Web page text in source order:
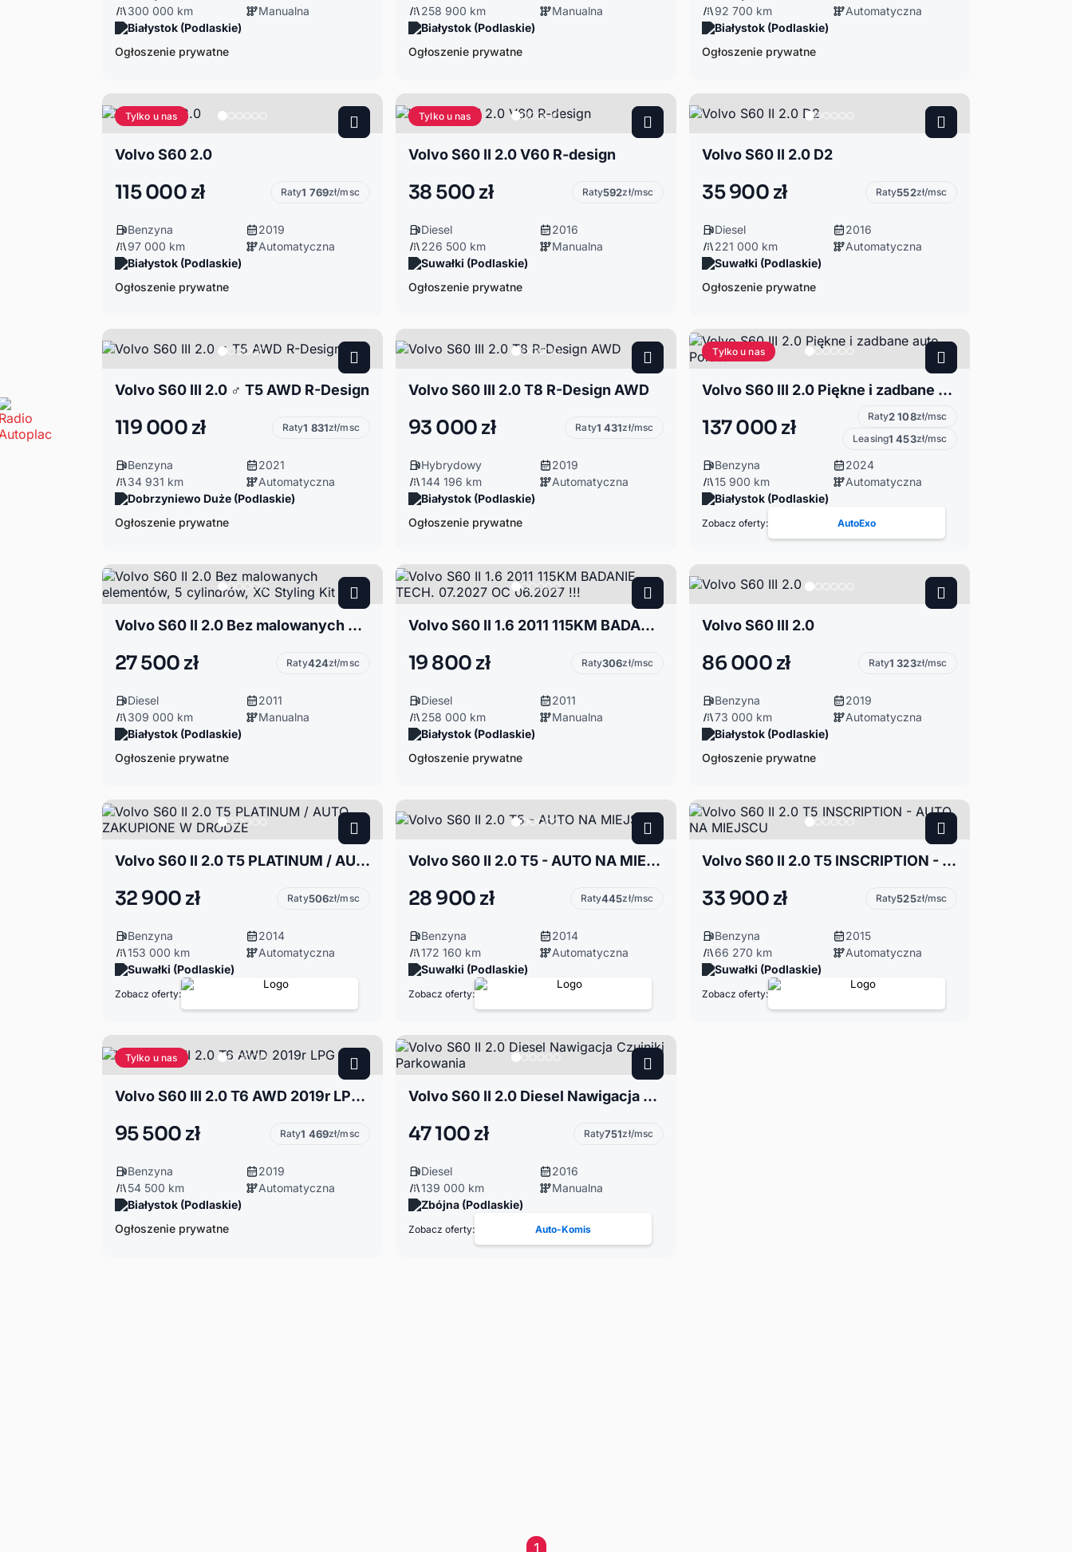
300 000 km
Manualna
Białystok (Podlaskie)
Ogłoszenie prywatne
258 900 km
Manualna
Białystok (Podlaskie)
Ogłoszenie prywatne
92 700 km
Automatyczna
Białystok (Podlaskie)
Ogłoszenie prywatne
Tylko u nas
Volvo S60 2.0
115 000 zł Raty1 769zł/msc
Benzyna
2019
97 000 km
Automatyczna
Białystok (Podlaskie)
Ogłoszenie prywatne
Tylko u nas
Volvo S60 II 2.0 V60 R-design
38 500 zł Raty592zł/msc
Diesel
2016
226 500 km
Manualna
Suwałki (Podlaskie)
Ogłoszenie prywatne
Volvo S60 II 2.0 D2
35 900 zł Raty552zł/msc
Diesel
2016
221 000 km
Automatyczna
Suwałki (Podlaskie)
Ogłoszenie prywatne
Volvo S60 III 2.0 ♂ T5 AWD R-Design
119 000 zł Raty1 831zł/msc
Benzyna
2021
34 931 km
Automatyczna
Dobrzyniewo Duże (Podlaskie)
Ogłoszenie prywatne
Volvo S60 III 2.0 T8 R-Design AWD
93 000 zł Raty1 431zł/msc
Hybrydowy
2019
144 196 km
Automatyczna
Białystok (Podlaskie)
Ogłoszenie prywatne
Tylko u nas
Volvo S60 III 2.0 Piękne i zadbane auto Polecam
137 000 zł Raty2 108zł/msc
Leasing1 453zł/msc
Benzyna
2024
15 900 km
Automatyczna
Białystok (Podlaskie)
Zobacz oferty: AutoExo
Volvo S60 II 2.0 Bez malowanych elementów, 5 cylindrów, XC Styling Kit
27 500 zł Raty424zł/msc
Diesel
2011
309 000 km
Manualna
Białystok (Podlaskie)
Ogłoszenie prywatne
Volvo S60 II 1.6 2011 115KM BADANIE TECH. 07.2027 OC 06.2027 !!!
19 800 zł Raty306zł/msc
Diesel
2011
258 000 km
Manualna
Białystok (Podlaskie)
Ogłoszenie prywatne
Volvo S60 III 2.0
86 000 zł Raty1 323zł/msc
Benzyna
2019
73 000 km
Automatyczna
Białystok (Podlaskie)
Ogłoszenie prywatne
Volvo S60 II 2.0 T5 PLATINUM / AUTO ZAKUPIONE W DRODZE
32 900 zł Raty506zł/msc
Benzyna
2014
153 000 km
Automatyczna
Suwałki (Podlaskie)
Zobacz oferty:
Volvo S60 II 2.0 T5 - AUTO NA MIEJSCU
28 900 zł Raty445zł/msc
Benzyna
2014
172 160 km
Automatyczna
Suwałki (Podlaskie)
Zobacz oferty:
Volvo S60 II 2.0 T5 INSCRIPTION - AUTO NA MIEJSCU
33 900 zł Raty525zł/msc
Benzyna
2015
66 270 km
Automatyczna
Suwałki (Podlaskie)
Zobacz oferty:
Tylko u nas
Volvo S60 III 2.0 T6 AWD 2019r LPG Princ
95 500 zł Raty1 469zł/msc
Benzyna
2019
54 500 km
Automatyczna
Białystok (Podlaskie)
Ogłoszenie prywatne
Volvo S60 II 2.0 Diesel Nawigacja Czujniki Parkowania
47 100 zł Raty751zł/msc
Diesel
2016
139 000 km
Manualna
Zbójna (Podlaskie)
Zobacz oferty: Auto-Komis
1